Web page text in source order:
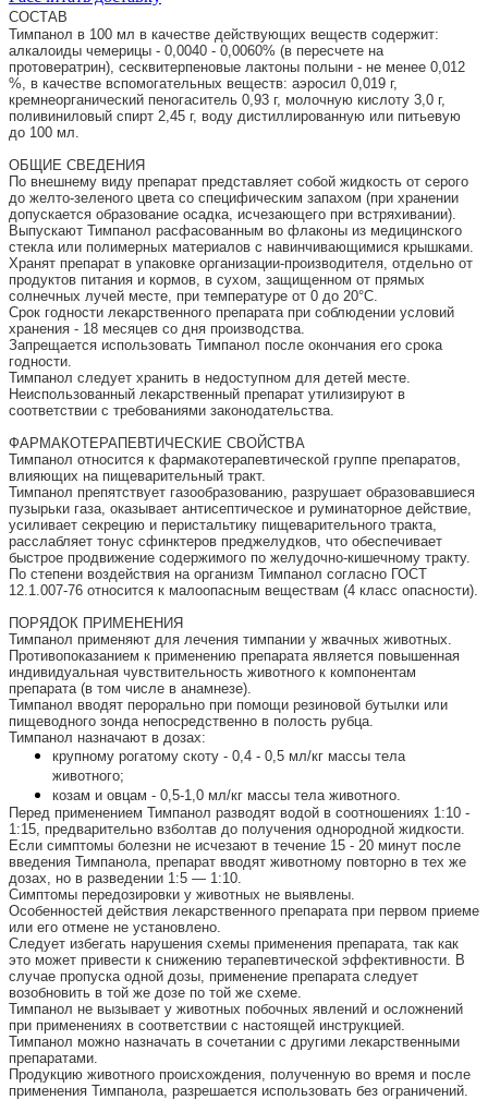
СОСТАВ
Тимпанол в 100 мл в качестве действующих веществ содержит:
алкалоиды чемерицы - 0,0040 - 0,0060% (в пересчете на
протовератрин), сесквитерпеновые лактоны полыни - не менее 0,012
%, в качестве вспомогательных веществ: аэросил 0,019 г,
кремнеорганический пеногаситель 0,93 г, молочную кислоту 3,0 г,
поливиниловый спирт 2,45 г, воду дистиллированную или питьевую
до 100 мл.
ОБЩИЕ СВЕДЕНИЯ
По внешнему виду препарат представляет собой жидкость от серого
до желто-зеленого цвета со специфическим запахом (при хранении
допускается образование осадка, исчезающего при встряхивании).
Выпускают Тимпанол расфасованным во флаконы из медицинского
стекла или полимерных материалов с навинчивающимися крышками.
Хранят препарат в упаковке организации-производителя, отдельно от
продуктов питания и кормов, в сухом, защищенном от прямых
солнечных лучей месте, при температуре от 0 до 20°С.
Срок годности лекарственного препарата при соблюдении условий
хранения - 18 месяцев со дня производства.
Запрещается использовать Тимпанол после окончания его срока
годности.
Тимпанол следует хранить в недоступном для детей месте.
Неиспользованный лекарственный препарат утилизируют в
соответствии с требованиями законодательства.
ФАРМАКОТЕРАПЕВТИЧЕСКИЕ СВОЙСТВА
Тимпанол относится к фармакотерапевтической группе препаратов,
влияющих на пищеварительный тракт.
Тимпанол препятствует газообразованию, разрушает образовавшиеся
пузырьки газа, оказывает антисептическое и руминаторное действие,
усиливает секрецию и перистальтику пищеварительного тракта,
расслабляет тонус сфинктеров преджелудков, что обеспечивает
быстрое продвижение содержимого по желудочно-кишечному тракту.
По степени воздействия на организм Тимпанол согласно ГОСТ
ПОРЯДОК ПРИМЕНЕНИЯ
Тимпанол применяют для лечения тимпании у жвачных животных.
Противопоказанием к применению препарата является повышенная
индивидуальная чувствительность животного к компонентам
препарата (в том числе в анамнезе).
Тимпанол вводят перорально при помощи резиновой бутылки или
пищеводного зонда непосредственно в полость рубца.
Тимпанол назначают в дозах:
крупному рогатому скоту - 0,4 - 0,5 мл/кг массы тела
животного;
козам и овцам - 0,5-1,0 мл/кг массы тела животного.
Перед применением Тимпанол разводят водой в соотношениях 1:10 -
1:15, предварительно взболтав до получения однородной жидкости.
Если симптомы болезни не исчезают в течение 15 - 20 минут после
введения Тимпанола, препарат вводят животному повторно в тех же
дозах, но в разведении 1:5 — 1:10.
Симптомы передозировки у животных не выявлены.
Особенностей действия лекарственного препарата при первом приеме
или его отмене не установлено.
Следует избегать нарушения схемы применения препарата, так как
это может привести к снижению терапевтической эффективности. В
случае пропуска одной дозы, применение препарата следует
возобновить в той же дозе по той же схеме.
Тимпанол не вызывает у животных побочных явлений и осложнений
при применениях в соответствии с настоящей инструкцией.
Тимпанол можно назначать в сочетании с другими лекарственными
препаратами.
Продукцию животного происхождения, полученную во время и после
применения Тимпанола, разрешается использовать без ограничений.